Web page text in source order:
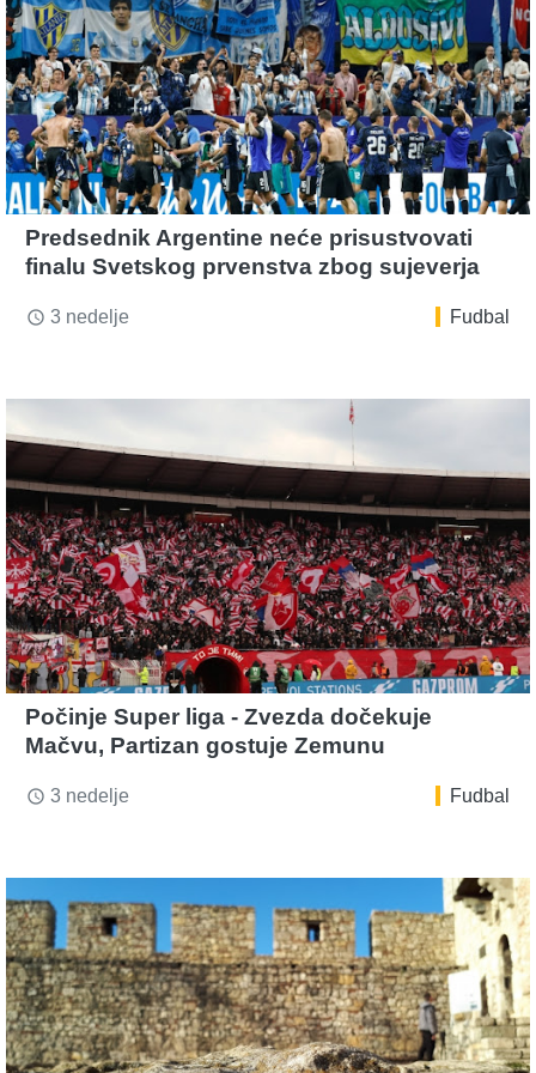
Predsednik Argentine neće prisustvovati
finalu Svetskog prvenstva zbog sujeverja
access_time 3 nedelje Fudbal
Počinje Super liga - Zvezda dočekuje
Mačvu, Partizan gostuje Zemunu
access_time 3 nedelje Fudbal